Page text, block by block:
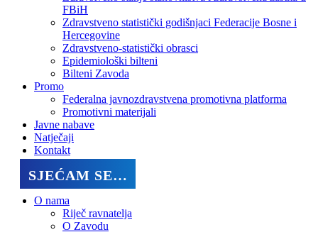
FBiH
Zdravstveno statistički godišnjaci Federacije Bosne i
Hercegovine
Zdravstveno-statistički obrasci
Epidemiološki bilteni
Bilteni Zavoda
Promo
Federalna javnozdravstvena promotivna platforma
Promotivni materijali
Javne nabave
Natječaji
Kontakt
SJEĆAM SE…
O nama
Riječ ravnatelja
O Zavodu